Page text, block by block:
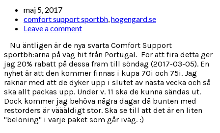
maj 5, 2017
comfort support sportbh hogengard.se
Leave a comment
Nu äntligen är de nya svarta Comfort Support
sportbh:arna på väg hit från Portugal. För att fira detta ger
jag 20% rabatt på dessa fram till söndag (2017-03-05). En
nyhet är att den kommer finnas i kupa 70i och 75i. Jag
räknar med att de dyker upp i slutet av nästa vecka och så
ska allt packas upp. Under v. 11 ska de kunna sändas ut.
Dock kommer jag behöva några dagar då bunten med
restorders är väääldigt stor. Ska se till att det är en liten
"belöning" i varje paket som går iväg. :)